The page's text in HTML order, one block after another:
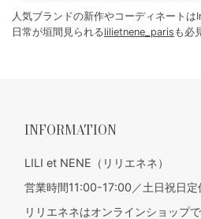
人気ブランドの新作やコーディネート
日常が垣間見られるlilietnene_paris も必
INFORMATION
LILI et NENE（リリエネネ）
営業時間11:00-17:00／土日祝日定
リリエネネはオンラインショップ